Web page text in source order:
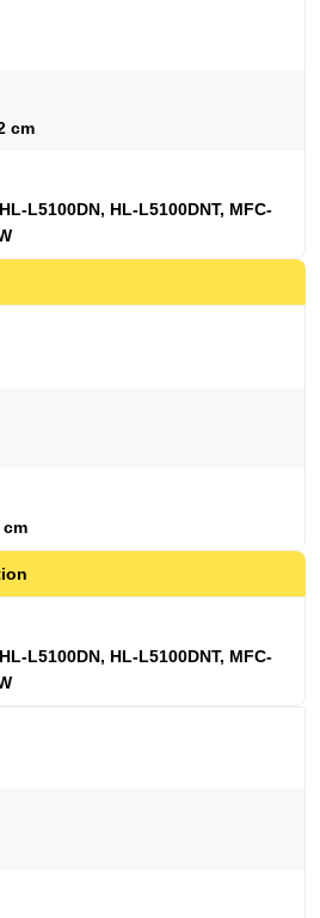
cm
L5100DN, HL-L5100DNT, MFC-
cm
L5100DN, HL-L5100DNT, MFC-